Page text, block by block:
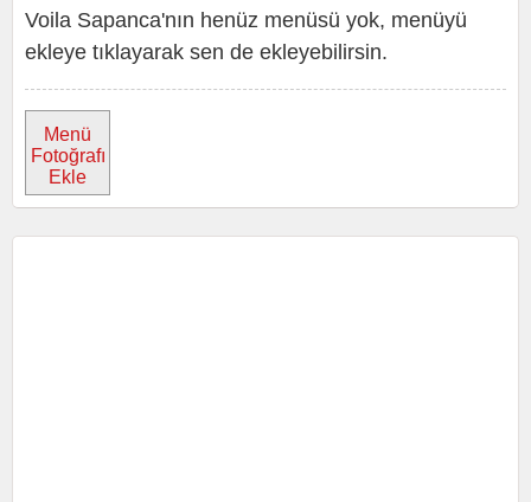
Voila Sapanca'nın henüz menüsü yok, menüyü
ekleye tıklayarak sen de ekleyebilirsin.
Menü
Fotoğrafı
Ekle